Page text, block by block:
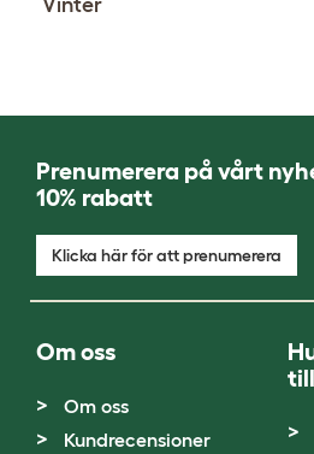
Vinter
Prenumerera på vårt
10% rabatt
Klicka här för att prenumerera
Om oss
Om oss
Kundrecensioner